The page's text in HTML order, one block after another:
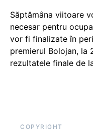
Săptămâna viitoare
necesar pentru
vor fi finalizate în
premierul Bolojan, la
rezultatele finale de
COPYRIGHT